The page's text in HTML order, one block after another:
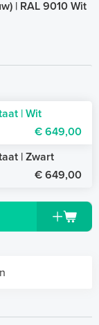
| RAL 9010 Wit
| Wit
€ 649,00
| Zwart
€ 649,00